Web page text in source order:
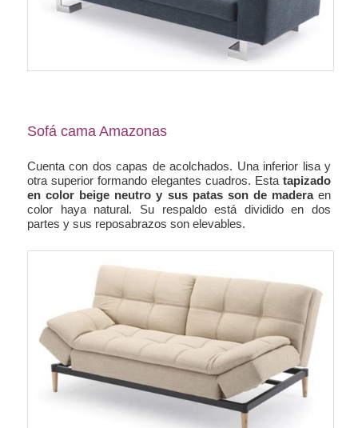
Sofá cama Amazonas
Cuenta con dos capas de acolchados. Una inferior lisa y
otra superior formando elegantes cuadros. Esta tapizado
en color beige neutro y sus patas son de maderaen
color haya natural. Su respaldo está dividido en dos
partes y sus reposabrazos son elevables.